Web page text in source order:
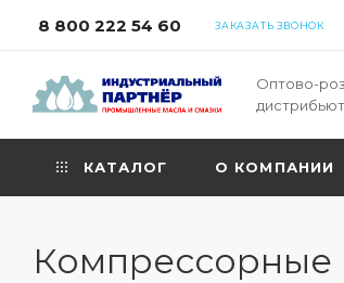
8 800 222 54 60 ЗАКАЗАТЬ ЗВОНОК
Оптово-
КАТАЛОГ О КОМПАНИИ
Компрессорные